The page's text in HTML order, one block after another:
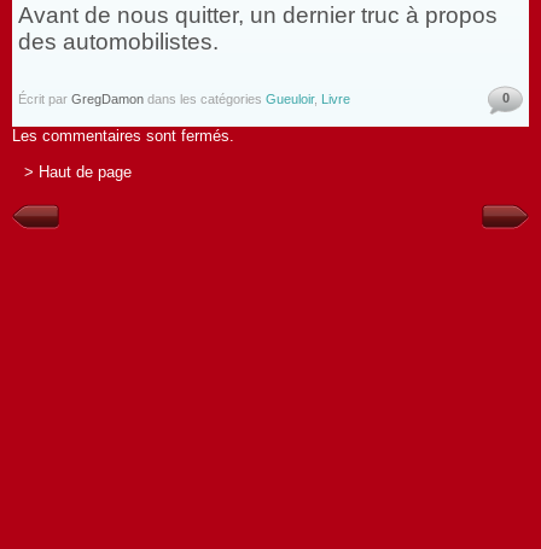
Avant de nous quitter, un dernier truc à propos
des automobilistes.
Écrit par GregDamon dans les catégories Gueuloir, Livre 0
Les commentaires sont fermés.
> Haut de page